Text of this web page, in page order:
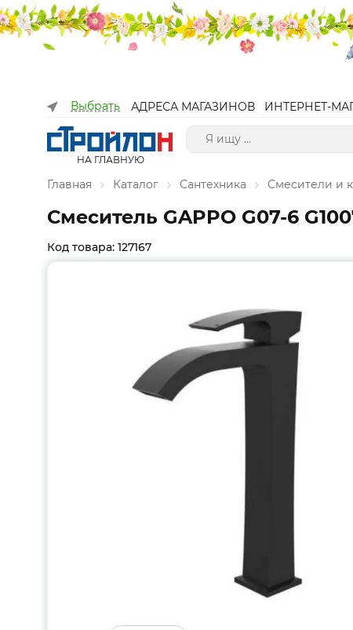
Выбрать АДРЕСА МАГАЗИНОВ ИНТЕРНЕТ-
НА ГЛАВНУЮ
Главная Каталог Сантехника Смесители и
Смеситель GAPPO G07-6
Код товара: 127167